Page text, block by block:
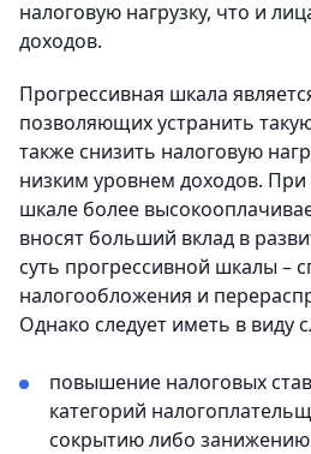
налоговую нагрузку, что и
доходов.
Прогрессивная шкала
позволяющих устранить
также снизить налоговую
низким уровнем доходов. При
шкале более
вносят больший вклад в
суть прогрессивной шкалы –
налогообложения и
Однако следует иметь в виду
повышение налоговых
категорий
сокрытию либо занижению